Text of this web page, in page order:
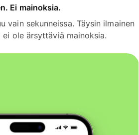
Ei mainoksia.
vain sekunneissa. Täysin ilmainen
ei ole ärsyttäviä mainoksia.